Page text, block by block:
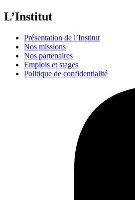
L’Institut
Présentation de l’Institut
Nos missions
Nos partenaires
Emplois et stages
Politique de confidentialité